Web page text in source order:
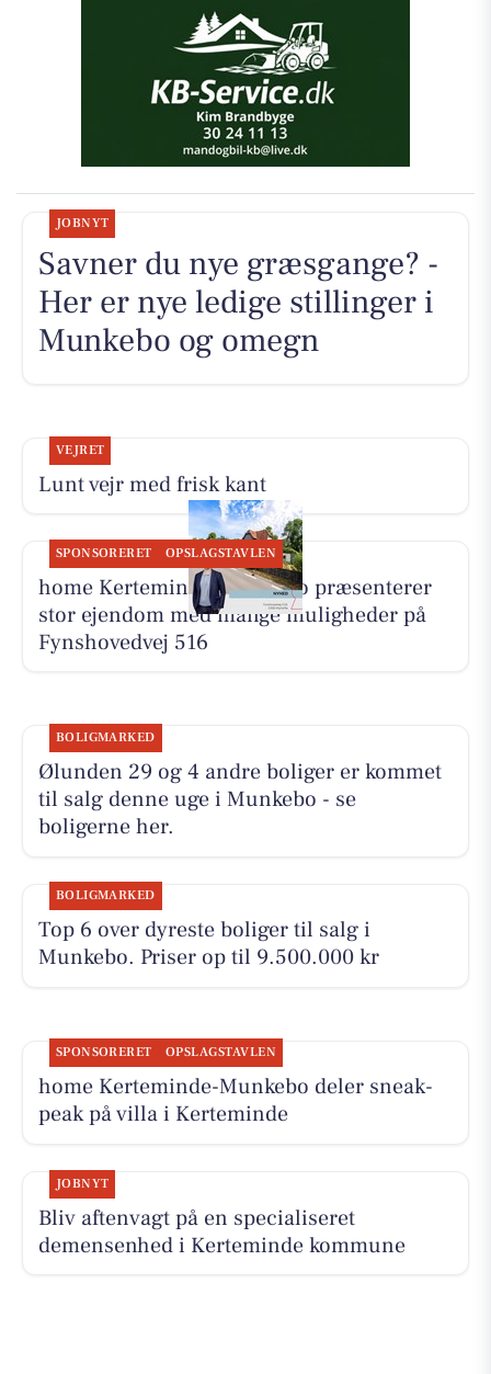
JOBNYT
Savner du nye græsgange? -
Her er nye ledige stillinger i
Munkebo og omegn
VEJRET
Lunt vejr med frisk kant
SPONSORERET OPSLAGSTAVLEN
home Kerteminde-Munkebo præsenterer
stor ejendom med mange muligheder på
Fynshovedvej 516
BOLIGMARKED
Ølunden 29 og 4 andre boliger er kommet
til salg denne uge i Munkebo - se
boligerne her.
BOLIGMARKED
Top 6 over dyreste boliger til salg i
Munkebo. Priser op til 9.500.000 kr
SPONSORERET OPSLAGSTAVLEN
home Kerteminde-Munkebo deler sneak-
peak på villa i Kerteminde
JOBNYT
Bliv aftenvagt på en specialiseret
demensenhed i Kerteminde kommune